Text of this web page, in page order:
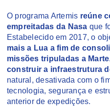
O programa Artemis reúne
empreitadas da Nasa que
Estabelecido em 2017, o
mais a Lua a fim de
missões tripuladas a Marte
construir a infraestrutura
natural, desativada com o
tecnologia, segurança e
anterior de expedições.